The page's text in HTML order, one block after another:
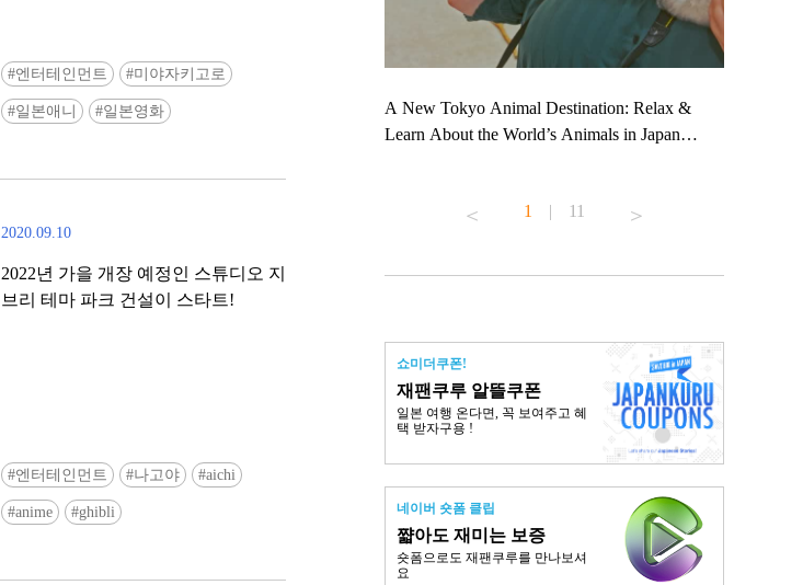
엔터테인먼트 미야자키고로
일본애니 일본영화
2020.09.10
2022년 가을 개장 예정인 스튜디오 지
브리 테마 파크 건설이 스타트!
엔터테인먼트 나고야 aichi
anime ghibli
Ready to see TeamLab in Kyoto!? At TeamLab
>> Find out more at Japankuru.com! (link in bio)
#japankuru #teamlab #teamlabbiovortex #kyoto
#kyototrip #japantravel #artnews
A New Tokyo Animal Destination: Relax &
Learn About the World’s Animals in Japan
#japantrip #카피바라 #애니터치 #아이와가볼
#anitouchtokyodome
1 | 11
쇼미더쿠폰!
재팬쿠루 알뜰쿠폰
일본 여행 온다면, 꼭 보여주고 혜
택 받자구용 !
네이버 숏폼 클립
쨟아도 재미는 보증
숏폼으로도 재팬쿠루를 만나보셔
요